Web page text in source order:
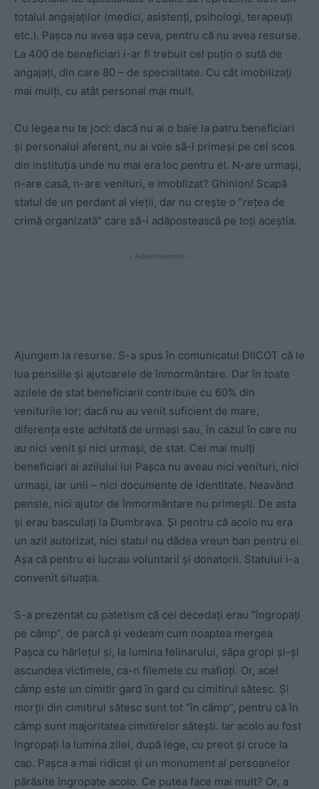
totalul angajaților (medici, asistenți, psihologi, terapeuți
etc.). Pașca nu avea așa ceva, pentru că nu avea resurse.
La 400 de beneficiari i-ar fi trebuit cel puțin o sută de
angajați, din care 80 – de specialitate. Cu cât imobilizați
mai mulți, cu atât personal mai mult.
Cu legea nu te joci: dacă nu ai o baie la patru beneficiari
și personalul aferent, nu ai voie să-l primeși pe cel scos
din instituția unde nu mai era loc pentru el. N-are urmași,
n-are casă, n-are venituri, e imoblizat? Ghinion! Scapă
statul de un perdant al vieții, dar nu crește o ”rețea de
crimă organizată” care să-i adăpostească pe toți aceștia.
- Advertisement -
Ajungem la resurse. S-a spus în comunicatul DIICOT că le
lua pensiile și ajutoarele de înmormântare. Dar în toate
azilele de stat beneficiarii contribuie cu 60% din
veniturile lor; dacă nu au venit suficient de mare,
diferența este achitată de urmași sau, în cazul în care nu
au nici venit și nici urmași, de stat. Cei mai mulți
beneficiari ai azilului lui Pașca nu aveau nici venituri, nici
urmași, iar unii – nici documente de identitate. Neavând
pensie, nici ajutor de înmormântare nu primești. De asta
și erau basculați la Dumbrava. Și pentru că acolo nu era
un azil autorizat, nici statul nu dădea vreun ban pentru ei.
Așa că pentru ei lucrau voluntarii și donatorii. Statului i-a
convenit situația.
S-a prezentat cu patetism că cei decedați erau ”îngropați
pe câmp”, de parcă și vedeam cum noaptea mergea
Pașca cu hârlețul și, la lumina felinarului, săpa gropi și-și
ascundea victimele, ca-n filemele cu mafioți. Or, acel
câmp este un cimitir gard în gard cu cimitirul sătesc. Și
morții din cimitirul sătesc sunt tot ”în câmp”, pentru că în
câmp sunt majoritatea cimitirelor sătești. Iar acolo au fost
îngropați la lumina zilei, după lege, cu preot și cruce la
cap. Pașca a mai ridicat și un monument al persoanelor
părăsite îngropate acolo. Ce putea face mai mult? Or, a